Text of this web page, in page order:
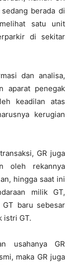
berada di
satu unit
di sekitar
dan analisa,
aparat penegak
keadilan atas
kerugian
GR juga
oleh rekannya
hingga saat ini
milik GT,
GT baru sebesar
istri GT.
usahanya GR
maka GR juga